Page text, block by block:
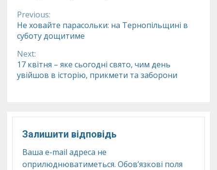
Continue
Reading
Previous:
Не ховайте парасольки: на Тернопільщині в
суботу дощитиме
Next:
17 квітня – яке сьогодні свято, чим день
увійшов в історію, прикмети та заборони
Залишити відповідь
Ваша e-mail адреса не
оприлюднюватиметься. Обов’язкові поля